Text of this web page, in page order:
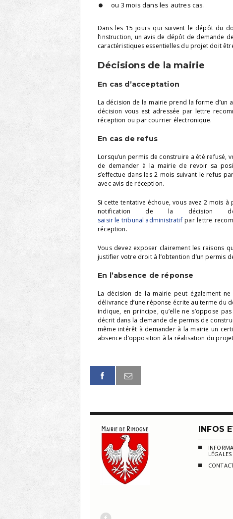
ou 3 mois dans les autres cas.
Dans les 15 jours qui suivent le dépôt du
l’instruction, un avis de dépôt de demande
caractéristiques essentielles du projet doit
Décisions de la mairie
En cas d’acceptation
La décision de la mairie prend la forme d’un
décision vous est adressée par lettre
réception ou par courrier électronique.
En cas de refus
Lorsqu’un permis de construire a été refusé,
de demander à la mairie de revoir sa
s’effectue dans les 2 mois suivant le refus
avec avis de réception.
Si cette tentative échoue, vous avez 2 mois
notification de la décision
saisir le tribunal administratifpar lettre
réception.
Vous devez exposer clairement les raisons
justifier votre droit à l’obtention d’un permis
En l’absence de réponse
La décision de la mairie peut également
délivrance d’une réponse écrite au terme du
indique, en principe, qu’elle ne s’oppose
décrit dans la demande de permis de
même intérêt à demander à la mairie un
absence d’opposition à la réalisation du
INFOS
LÉGALES